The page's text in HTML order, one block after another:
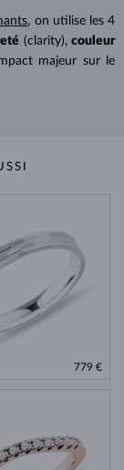
, on utilise les 4
(clarity), couleur
majeur sur le
779 €